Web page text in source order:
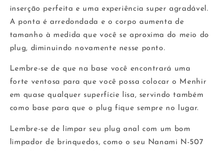
inserção perfeita e uma experiência super agradável.
A ponta é arredondada e o corpo aumenta de
tamanho à medida que você se aproxima do meio do
plug, diminuindo novamente nesse ponto.
Lembre-se de que na base você encontrará uma
forte ventosa para que você possa colocar o Menhir
em quase qualquer superfície lisa, servindo também
como base para que o plug fique sempre no lugar.
Lembre-se de limpar seu plug anal com um bom
limpador de brinquedos, como o seu Nanami N-507